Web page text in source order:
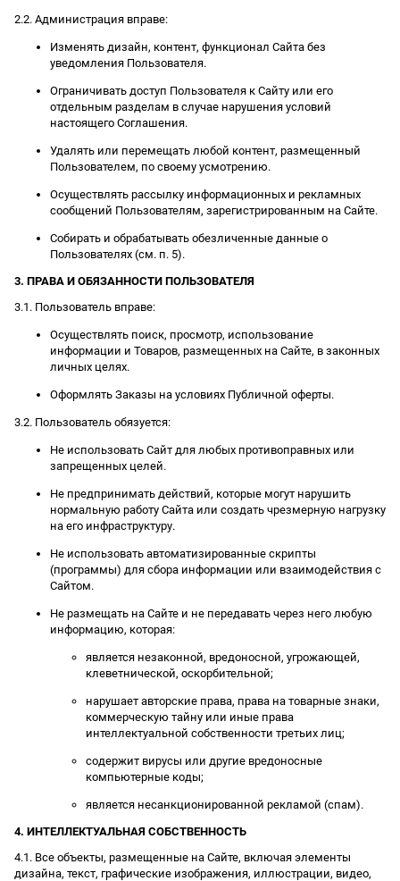
2.2. Администрация вправе:
Изменять дизайн, контент, функционал Сайта без
уведомления Пользователя.
Ограничивать доступ Пользователя к Сайту или его
отдельным разделам в случае нарушения условий
настоящего Соглашения.
Удалять или перемещать любой контент, размещенный
Пользователем, по своему усмотрению.
Осуществлять рассылку информационных и рекламных
сообщений Пользователям, зарегистрированным на Сайте.
Собирать и обрабатывать обезличенные данные о
Пользователях (см. п. 5).
3. ПРАВА И ОБЯЗАННОСТИ ПОЛЬЗОВАТЕЛЯ
3.1. Пользователь вправе:
Осуществлять поиск, просмотр, использование
информации и Товаров, размещенных на Сайте, в законных
личных целях.
Оформлять Заказы на условиях Публичной оферты.
3.2. Пользователь обязуется:
Не использовать Сайт для любых противоправных или
запрещенных целей.
Не предпринимать действий, которые могут нарушить
нормальную работу Сайта или создать чрезмерную нагрузку
на его инфраструктуру.
Не использовать автоматизированные скрипты
(программы) для сбора информации или взаимодействия с
Сайтом.
Не размещать на Сайте и не передавать через него любую
информацию, которая:
является незаконной, вредоносной, угрожающей,
клеветнической, оскорбительной;
нарушает авторские права, права на товарные знаки,
коммерческую тайну или иные права
интеллектуальной собственности третьих лиц;
содержит вирусы или другие вредоносные
компьютерные коды;
является несанкционированной рекламой (спам).
4. ИНТЕЛЛЕКТУАЛЬНАЯ СОБСТВЕННОСТЬ
4.1. Все объекты, размещенные на Сайте, включая элементы
дизайна, текст, графические изображения, иллюстрации, видео,